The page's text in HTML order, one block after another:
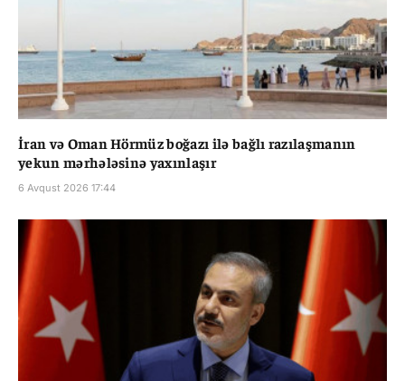
İran və Oman Hörmüz boğazı ilə bağlı razılaşmanın
yekun mərhələsinə yaxınlaşır
6 Avqust 2026 17:44